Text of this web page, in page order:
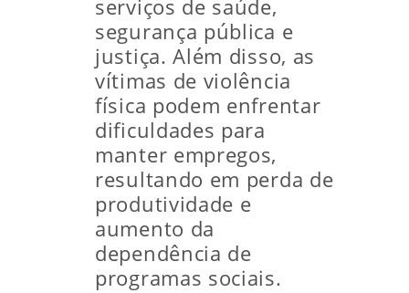
serviços de saúde,
segurança pública e
justiça. Além disso, as
vítimas de violência
física podem enfrentar
dificuldades para
manter empregos,
resultando em perda de
produtividade e
aumento da
dependência de
programas sociais.